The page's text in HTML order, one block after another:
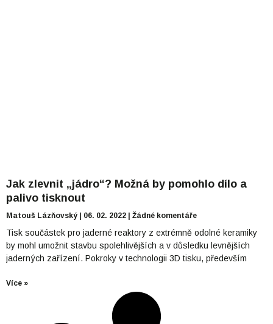
Jak zlevnit „jádro“? Možná by pomohlo dílo a
palivo tisknout
Matouš Lázňovský 06. 02. 2022 Žádné komentáře
Tisk součástek pro jaderné reaktory z extrémně odolné keramiky
by mohl umožnit stavbu spolehlivějších a v důsledku levnějších
jaderných zařízení. Pokroky v technologii 3D tisku, především
Více »